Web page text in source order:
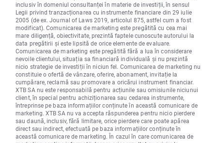
inclusiv în domeniul consultanței în materie de investiții, în sensul
Legii privind tranzacționarea cu instrumente financiare din 29 iulie
2005 (de ex. Journal of Laws 2019, articolul 875, astfel cum a fost
modificat). Comunicarea de marketing este pregătită cu cea mai
mare diligență, obiectivitate, prezintă faptele cunoscute autorului la
data pregătirii și este lipsită de orice elemente de evaluare.
Comunicarea de marketing este pregătită fără a lua în considerare
nevoile clientului, situația sa financiară individuală și nu prezintă
nicio strategie de investiții în niciun fel. Comunicarea de marketing nu
constituie o ofertă de vânzare, oferire, abonament, invitație la
cumpărare, reclamă sau promovare a oricărui instrument financiar.
XTB SA nu este responsabilă pentru acțiunile sau omisiunile niciunui
client, în special pentru achiziționarea sau cedarea instrumente,
întreprinse pe baza informațiilor conținute în această comunicare de
marketing. XTB SA nu va accepta răspunderea pentru nicio pierdere
sau daună, inclusiv, fără limitare, orice pierdere care poate apărea
direct sau indirect, efectuată pe baza informațiilor conținute în
această comunicare de marketing. În cazul în care comunicarea de